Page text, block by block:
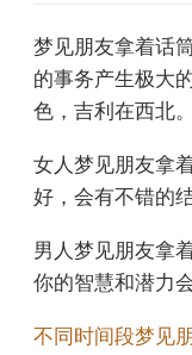
梦见朋友拿着话
的事务产生极大
色，吉利在西北。
女人梦见朋友拿
好，会有不错的结
男人梦见朋友拿
你的智慧和潜力
不同时间段梦见